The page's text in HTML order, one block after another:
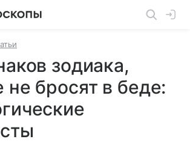
зодиака,
не бросят в беде: